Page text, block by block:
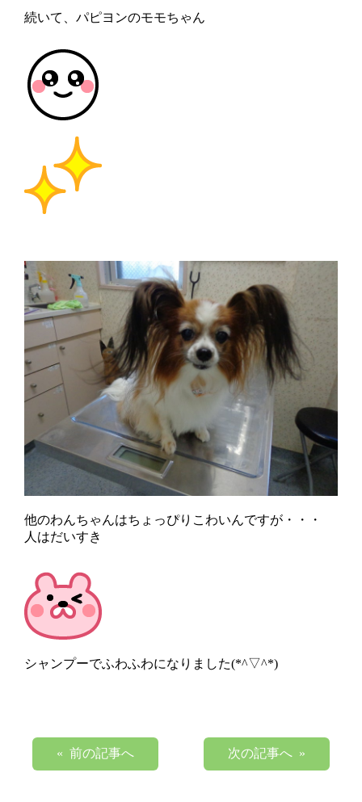
続いて、パピヨンのモモちゃん
他のわんちゃんはちょっぴりこわいんですが・・・
人はだいすき
シャンプーでふわふわになりました(*^▽^*)
« 前の記事へ 次の記事へ »